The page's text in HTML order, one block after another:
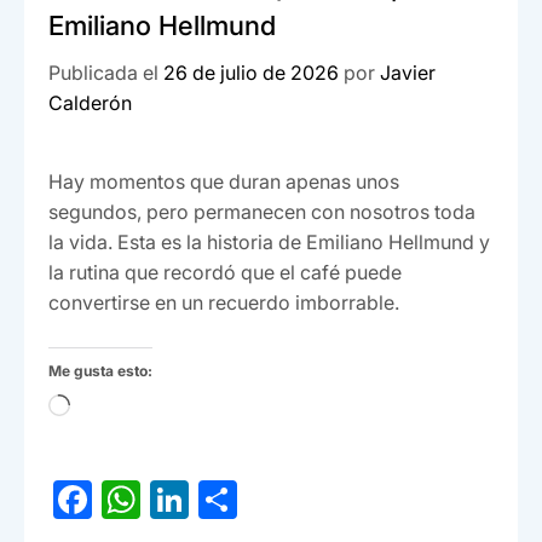
Emiliano Hellmund
Publicada el 26 de julio de 2026 por Javier
Calderón
Hay momentos que duran apenas unos
segundos, pero permanecen con nosotros toda
la vida. Esta es la historia de Emiliano Hellmund y
la rutina que recordó que el café puede
convertirse en un recuerdo imborrable.
Me gusta esto:
Cargando...
F
W Li